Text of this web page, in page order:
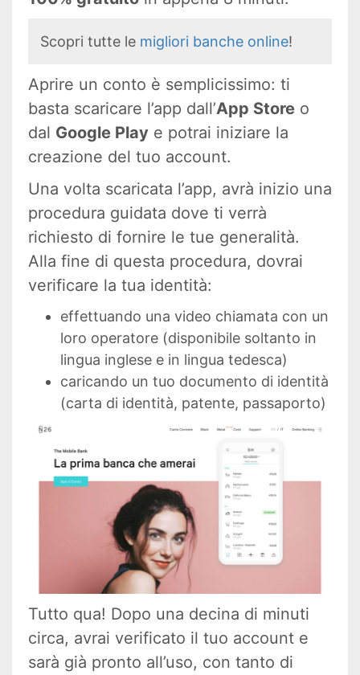
Scopri tutte le migliori banche online!
Aprire un conto è semplicissimo: ti
basta scaricare l’app dall’App Store o
dal Google Play e potrai iniziare la
creazione del tuo account.
Una volta scaricata l’app, avrà inizio una
procedura guidata dove ti verrà
richiesto di fornire le tue generalità.
Alla fine di questa procedura, dovrai
verificare la tua identità:
effettuando una video chiamata con un
loro operatore (disponibile soltanto in
lingua inglese e in lingua tedesca)
caricando un tuo documento di identità
(carta di identità, patente, passaporto)
Tutto qua! Dopo una decina di minuti
circa, avrai verificato il tuo account e
sarà già pronto all’uso, con tanto di